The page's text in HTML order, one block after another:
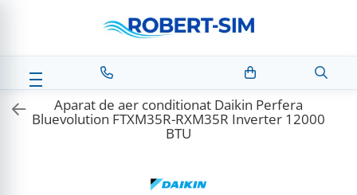
Aparat de aer conditionat Daikin Perfera
Bluevolution FTXM35R-RXM35R Inverter 12000
BTU